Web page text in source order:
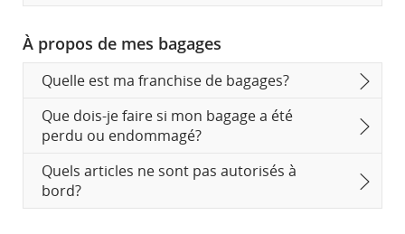
À propos de mes bagages
Quelle est ma franchise de bagages?
Que dois-je faire si mon bagage a été
perdu ou endommagé?
Quels articles ne sont pas autorisés à
bord?